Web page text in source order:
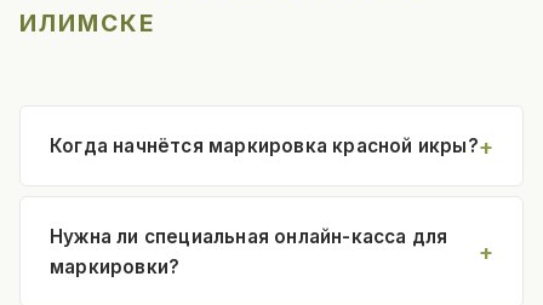
ИЛИМСКЕ
Когда начнётся маркировка красной икры?
Нужна ли специальная онлайн-касса для
маркировки?